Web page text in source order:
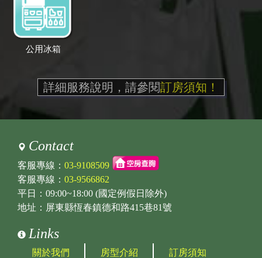
公用冰箱
詳細服務說明，請參閱訂房須知！
Contact
客服專線： 03-9108509
客服專線： 03-9566862
平日：09:00~18:00 (國定例假日除外)
地址：屏東縣恆春鎮德和路415巷81號
Links
關於我們 房型介紹 訂房須知